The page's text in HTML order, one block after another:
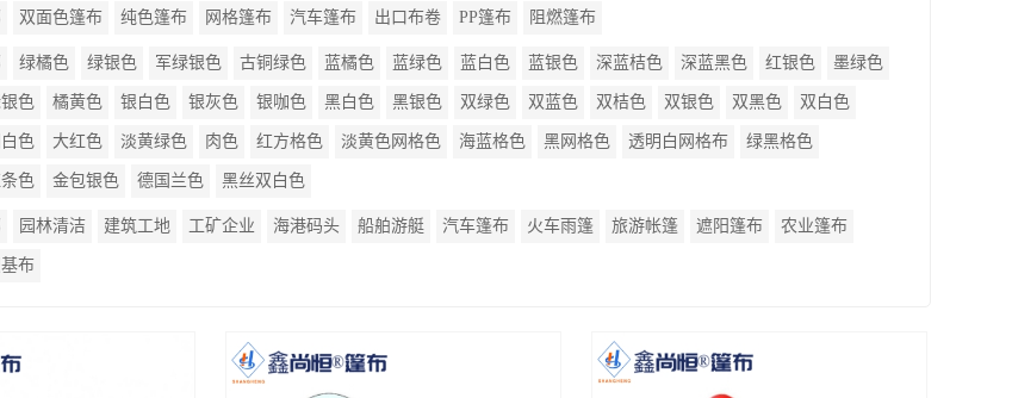
双面色篷布 纯色篷布 网格篷布 汽车篷布 出口布卷 PP篷布 阻燃篷布
绿橘色 绿银色 军绿银色 古铜绿色 蓝橘色 蓝绿色 蓝白色 蓝银色 深蓝桔色 深蓝黑色 红银色 墨绿色
色 橘黄色 银白色 银灰色 银咖色 黑白色 黑银色 双绿色 双蓝色 双桔色 双银色 双黑色 双白色
色 大红色 淡黄绿色 肉色 红方格色 淡黄色网格色 海蓝格色 黑网格色 透明白网格布 绿黑格色
色 金包银色 德国兰色 黑丝双白色
园林清洁 建筑工地 工矿企业 海港码头 船舶游艇 汽车篷布 火车雨篷 旅游帐篷 遮阳篷布 农业篷布
布